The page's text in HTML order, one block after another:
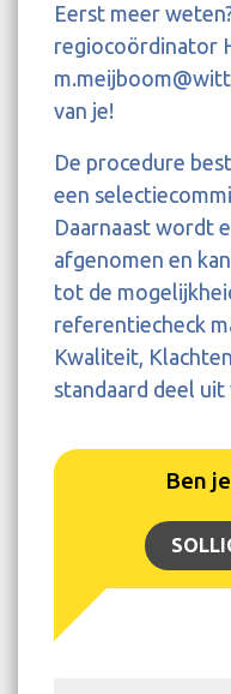
Eerst meer
regiocoördinator
van je!
De procedure
een
Daarnaast wordt
afgenomen en
tot de
referentiecheck
Kwaliteit,
standaard deel
Ben